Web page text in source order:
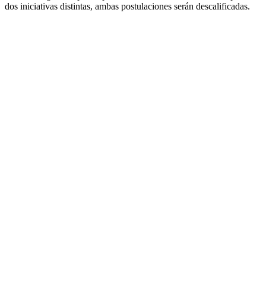
dos iniciativas distintas, ambas postulaciones serán descalificadas.